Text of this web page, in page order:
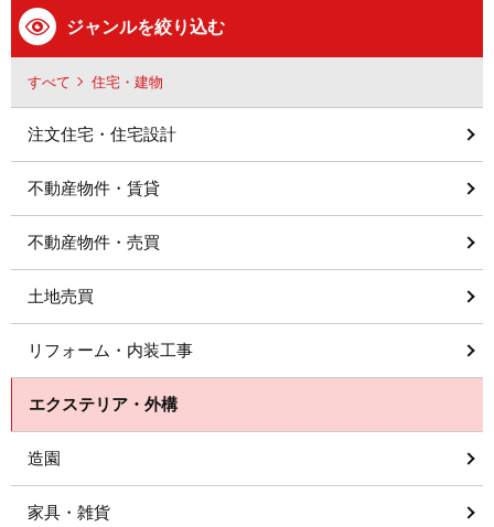
ジャンルを絞り込む
すべて 住宅・建物
注文住宅・住宅設計
不動産物件・賃貸
不動産物件・売買
土地売買
リフォーム・内装工事
エクステリア・外構
造園
家具・雑貨